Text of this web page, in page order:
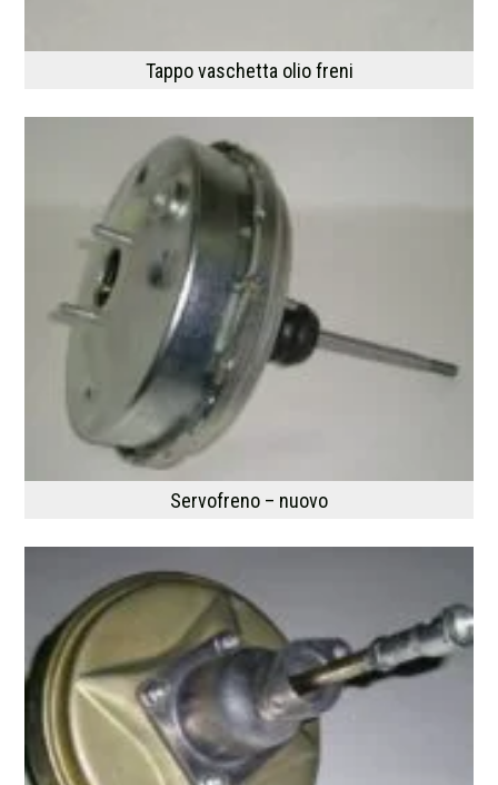
Tappo vaschetta olio freni
Servofreno – nuovo